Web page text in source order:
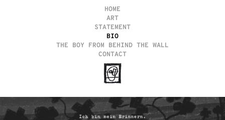
HOME
ART
STATEMENT
BIO
THE BOY FROM BEHIND THE WALL
CONTACT